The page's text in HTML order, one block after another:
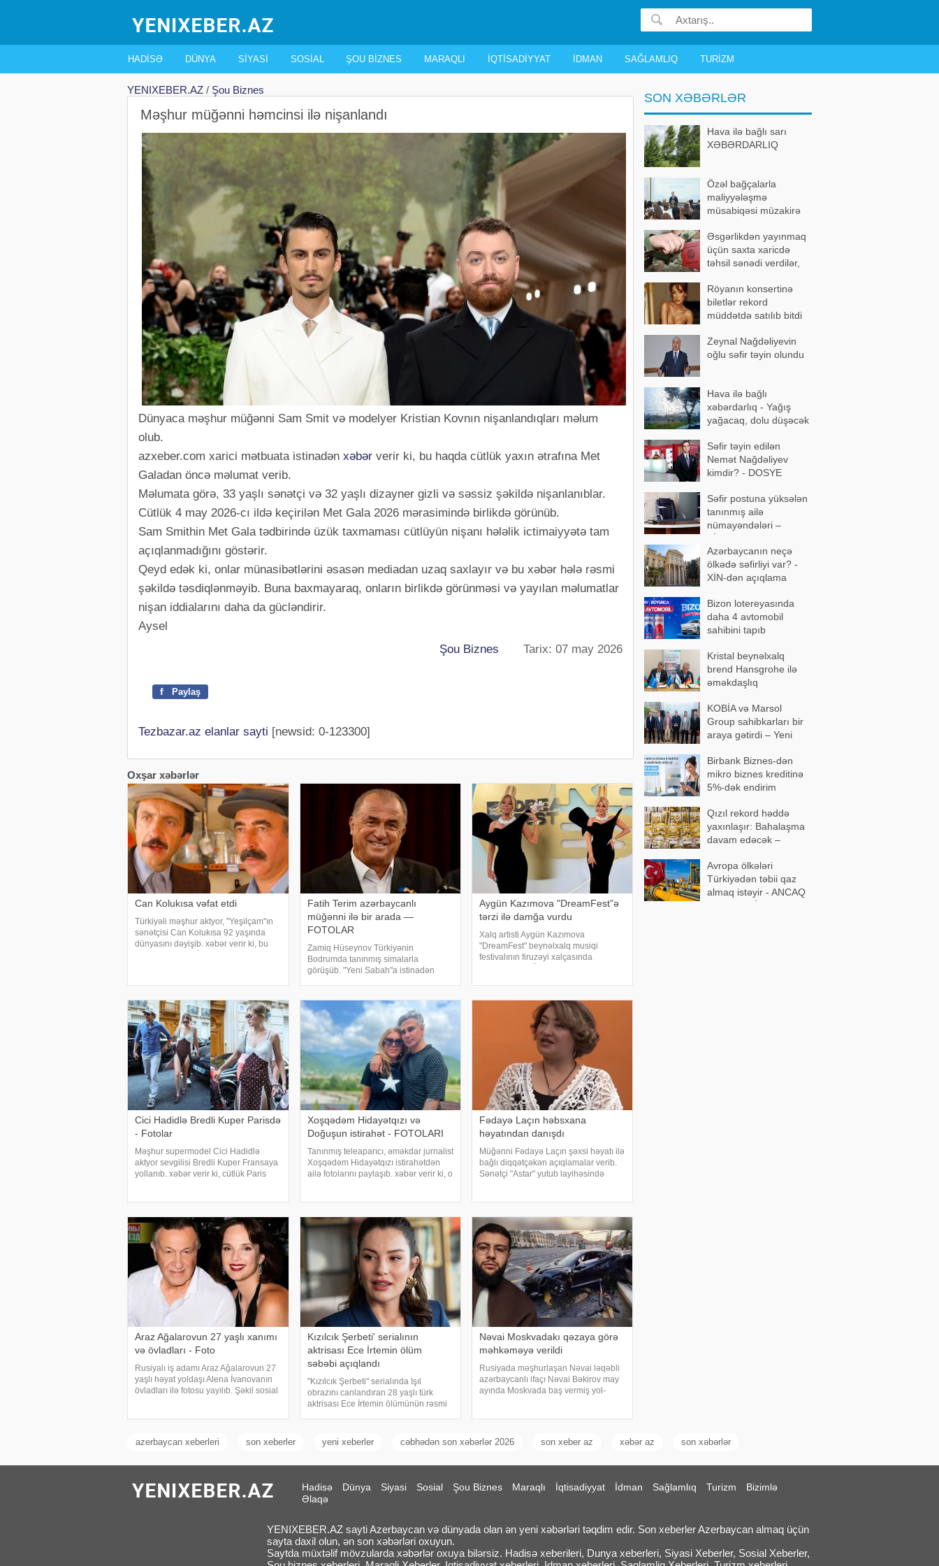
HADISƏ DÜNYA SIYASI SOSIAL ŞOU BIZNES MARAQLI İQTISADIYYAT İDMAN SAĞLAMLIQ TURIZM
YENIXEBER.AZ / Şou Biznes
Məşhur müğənni həmcinsi ilə nişanlandı
Dünyaca məşhur müğənni Sam Smit və modelyer Kristian Kovnın nişanlandıqları məlum
olub.
azxeber.com xarici mətbuata istinadən xəbər verir ki, bu haqda cütlük yaxın ətrafına Met
Galadan öncə məlumat verib.
Məlumata görə, 33 yaşlı sənətçi və 32 yaşlı dizayner gizli və səssiz şəkildə nişanlanıblar.
Cütlük 4 may 2026-cı ildə keçirilən Met Gala 2026 mərasimində birlikdə görünüb.
Sam Smithin Met Gala tədbirində üzük taxmaması cütlüyün nişanı hələlik ictimaiyyətə tam
açıqlanmadığını göstərir.
Qeyd edək ki, onlar münasibətlərini əsasən mediadan uzaq saxlayır və bu xəbər hələ rəsmi
şəkildə təsdiqlənməyib. Buna baxmayaraq, onların birlikdə görünməsi və yayılan məlumatlar
nişan iddialarını daha da gücləndirir.
Aysel
Şou Biznes Tarix: 07 may 2026
f Paylaş
Tezbazar.az elanlar sayti [newsid: 0-123300]
Oxşar xəbərlər
Can Kolukısa vəfat etdi
Türkiyəli məşhur aktyor, "Yeşilçam"ın
sənətçisi Can Kolukısa 92 yaşında
dünyasını dəyişib. xəbər verir ki, bu
Fatih Terim azərbaycanlı
müğənni ilə bir arada —
FOTOLAR
Zamiq Hüseynov Türkiyənin
Bodrumda tanınmış simalarla
görüşüb. "Yeni Sabah"a istinadən
Terimləı ünsiyyətdə olub. Z.Hüseynov
görüş zaman
Aygün Kazımova "DreamFest"ə
tərzi ilə damğa vurdu
Xalq artisti Aygün Kazımova
"DreamFest" beynəlxalq musiqi
festivalının firuzəyi xalçasında
düzümü il
Cici Hadidlə Bredli Kuper Parisdə
- Fotolar
Məşhur supermodel Cici Hadidlə
aktyor sevgilisi Bredli Kuper Fransaya
yollanıb. xəbər verir ki, cütlük Paris
sonra Cicini
Xoşqədəm Hidayətqızı və
Doğuşun istirahət - FOTOLARI
Tanınmış teleaparıcı, əməkdar jurnalist
Xoşqədəm Hidayətqızı istirahətdən
ailə fotolarını paylaşıb. xəbər verir ki, o
Fədayə Laçın həbsxana
həyatından danışdı
Müğənni Fədayə Laçın şəxsi həyatı ilə
bağlı diqqətçəkən açıqlamalar verib.
Sənətçi "Astar" yutub layihəsində
valideynlər
Araz Ağalarovun 27 yaşlı xanımı
və övladları - Foto
Rusiyalı iş adamı Araz Ağalarovun 27
yaşlı həyat yoldaşı Alena İvanovanın
övladları ilə fotosu yayılıb. Şəkil sosial
Kızılcık Şerbeti' serialının
aktrisası Ece İrtemin ölüm
səbəbi açıqlandı
"Kızılcık Şerbeti" serialında Işıl
obrazını canlandıran 28 yaşlı türk
aktrisası Ece İrtemin ölümünün rəsmi
Türkiyə Məhkəmə-Tibb İnstitutunun
rəyinə istinadə
Nəvai Moskvadakı qəzaya görə
məhkəməyə verildi
Rusiyada məşhurlaşan Nəvai ləqəbli
azərbaycanlı ifaçı Nəvai Bəkirov may
ayında Moskvada baş vermiş yol-
SON XƏBƏRLƏR
Hava ilə bağlı sarı
XƏBƏRDARLIQ
Özəl bağçalarla
maliyyələşmə
müsabiqəsi müzakirə
Əsgərlikdən yayınmaq
üçün saxta xaricdə
təhsil sənədi verdilər,
Röyanın konsertinə
biletlər rekord
müddətdə satılıb bitdi
Zeynal Nağdəliyevin
oğlu səfir təyin olundu
Hava ilə bağlı
xəbərdarlıq - Yağış
yağacaq, dolu düşəcək
Səfir təyin edilən
Nemət Nağdəliyev
kimdir? - DOSYE
Səfir postuna yüksələn
tanınmış ailə
nümayəndələri –
Azərbaycanın neçə
ölkədə səfirliyi var? -
XİN-dən açıqlama
Bizon lotereyasında
daha 4 avtomobil
sahibini tapıb
Kristal beynəlxalq
brend Hansgrohe ilə
əməkdaşlıq
imzalayıb
KOBİA və Marsol
Group sahibkarları bir
araya gətirdi – Yeni
müzakirə olunduBirbank Biznes-dən
mikro biznes kreditinə
5%-dək endirim
Qızıl rekord həddə
yaxınlaşır: Bahalaşma
davam edəcək –
Avropa ölkələri
Türkiyədən təbii qaz
almaq istəyir - ANCAQ
azerbaycan xeberleri son xeberler yeni xeberler cəbhədən son xəbərlər 2026 son xeber az xəbər az son xəbərlər
Hadisə Dünya Siyasi Sosial Şou Biznes Maraqlı İqtisadiyyat İdman Sağlamlıq Turizm
Bizimlə
Əlaqə
YENIXEBER.AZ sayti Azerbaycan və dünyada olan ən yeni xəbərləri təqdim edir. Son xeberler Azerbaycan almaq üçün
sayta daxil olun, ən son xəbərləri oxuyun.
Saytda müxtəlif mövzularda xəbərlər oxuya bilərsiz. Hadisə xeberileri, Dunya xeberleri, Siyasi Xeberler, Sosial Xeberler,